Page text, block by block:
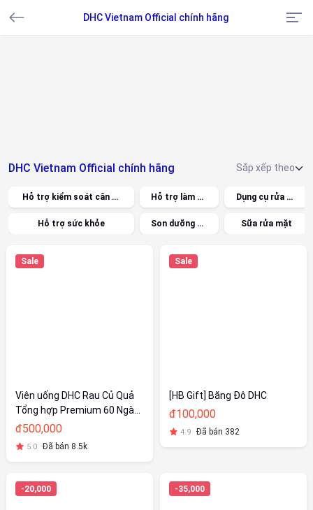
DHC Vietnam Official chính hãng
DHC Vietnam Official chính hãng
Hỗ trợ kiểm soát cân nặng
Hỗ trợ sức khỏe
Hỗ trợ làm đẹp
Son dưỡng môi
Dụng cụ rửa mặt
Sữa rửa mặt
Sale
Viên uống DHC Rau Củ Quả
Tổng hợp Premium 60 Ngày
(240 Viên)
đ500,000
5.0 Đã bán 8.5k
Sale
[HB Gift] Băng Đô DHC
đ100,000
4.9 Đã bán 382
-20,000 -35,000